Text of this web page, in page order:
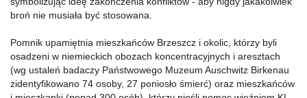
broń nie musiała być stosowana.
Pomnik upamiętnia mieszkańców Brzeszcz i okolic, którzy byli
osadzeni w niemieckich obozach koncentracyjnych i aresztach
(wg ustaleń badaczy Państwowego Muzeum Auschwitz Birkenau
zidentyfikowano 74 osoby, 27 poniosło śmierć) oraz mieszkańców